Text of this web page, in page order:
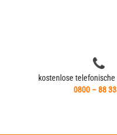
kostenlose
0800 – 88